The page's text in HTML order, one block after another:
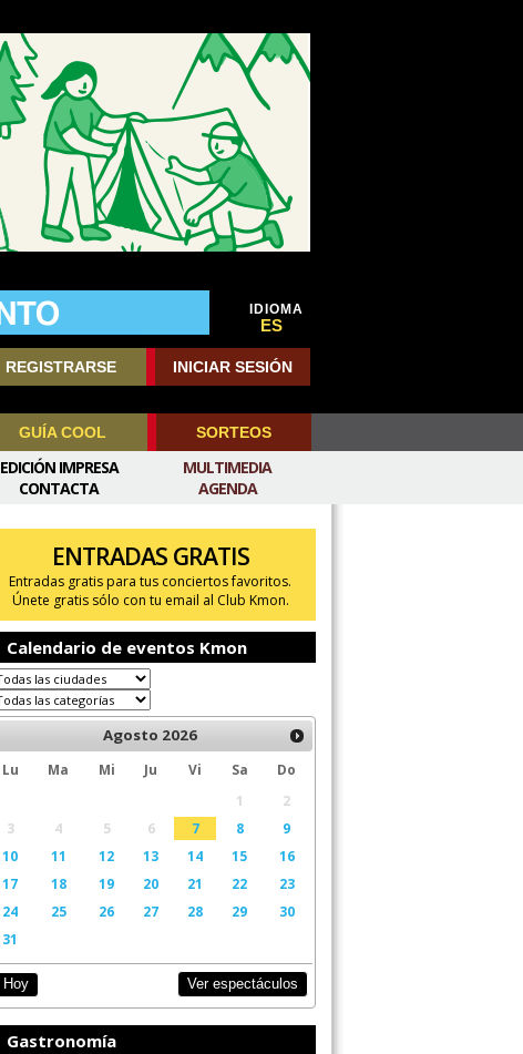
IDIOMA
ES
REGISTRARSE INICIAR SESIÓN
GUÍA COOL SORTEOS
MULTIMEDIA
AGENDA
EDICIÓN IMPRESA
CONTACTA
ENTRADAS GRATIS
Entradas gratis para tus conciertos favoritos.
Únete gratis sólo con tu email al Club Kmon.
Calendario de eventos Kmon
Agosto 2026
Lu Ma Mi Ju Vi Sa
Do
1
2
3
4 5 6 7 8
9
10
11 12 13 14 15
16
17
18 19 20 21 22
23
24
25 26 27 28 29
30
31
Hoy Ver espectáculos
Gastronomía